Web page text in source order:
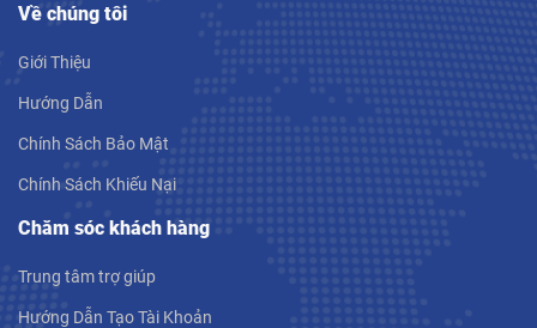
Về chúng tôi
Giới Thiệu
Hướng Dẫn
Chính Sách Bảo Mật
Chính Sách Khiếu Nại
Chăm sóc khách hàng
Trung tâm trợ giúp
Hướng Dẫn Tạo Tài Khoản